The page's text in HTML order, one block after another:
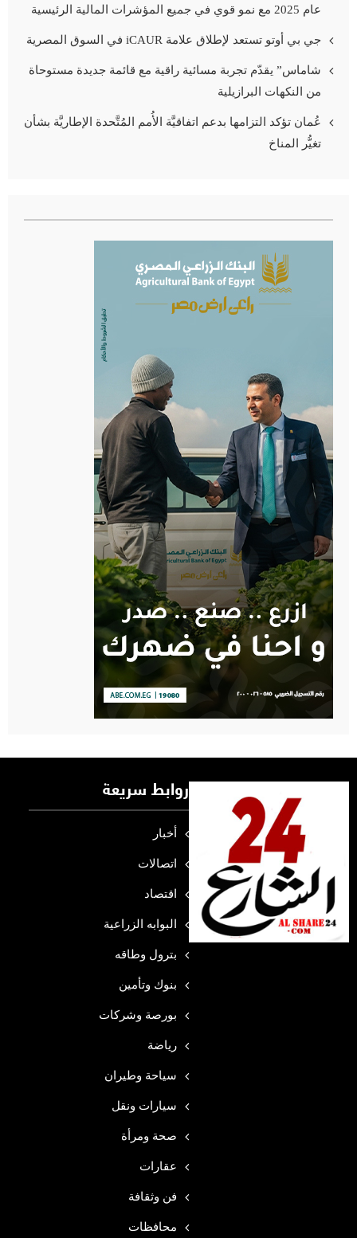
عام 2025 مع نمو قوي في جميع المؤشرات المالية الرئيسية
جي بي أوتو تستعد لإطلاق علامة iCAUR في السوق المصرية
شاماس” يقدّم تجربة مسائية راقية مع قائمة جديدة مستوحاة
من النكهات البرازيلية
عُمان تؤكد التزامها بدعم اتفاقيَّة الأُمم المُتَّحدة الإطاريَّة بشأن
تغيُّر المناخ
روابط سريعة
أخبار
اتصالات
اقتصاد
البوابه الزراعية
بترول وطاقه
بنوك وتأمين
بورصة وشركات
رياضة
سياحة وطيران
سيارات ونقل
صحة ومرأة
عقارات
فن وثقافة
محافظات